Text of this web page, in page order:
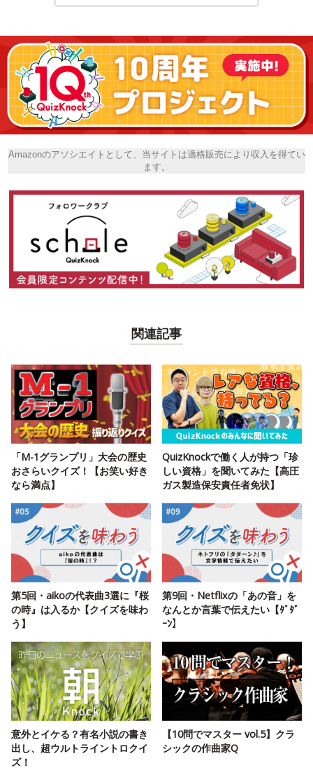
Amazonのアソシエイトとして、当サイトは適格販売により収入を得てい
ます。
関連記事
「M-1グランプリ」大会の歴史
おさらいクイズ！【お笑い好き
なら満点】
QuizKnockで働く人が持つ「珍
しい資格」を聞いてみた【高圧
ガス製造保安責任者免状】
第5回・aikoの代表曲3選に『桜
の時』は入るか【クイズを味わ
う】
第9回・Netflixの「あの音」を
なんとか言葉で伝えたい【ﾀﾞﾀﾞ
ｰﾝ】
意外とイケる？有名小説の書き
出し、超ウルトライントロクイ
ズ！
【10問でマスター vol.5】クラ
シックの作曲家Q